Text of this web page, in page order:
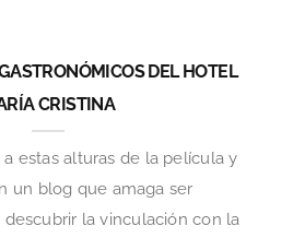
DEL HOTEL
CRISTINA
a estas alturas de la película y
un blog que amaga ser
la vinculación con la